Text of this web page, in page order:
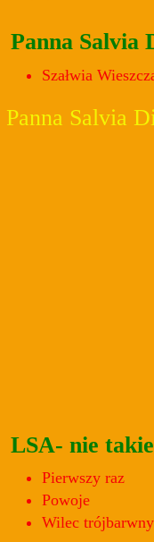
Panna Salvia
Szałwia
Panna Salvia
LSA- nie takie
Pierwszy raz
Powoje
Wilec trójbarwny